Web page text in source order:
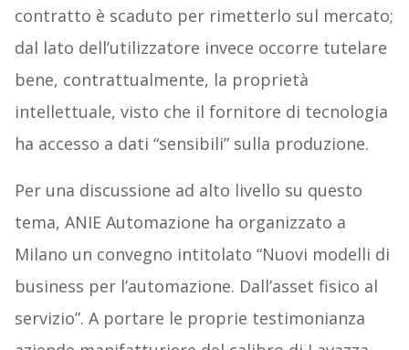
contratto è scaduto per rimetterlo sul mercato;
dal lato dell’utilizzatore invece occorre tutelare
bene, contrattualmente, la proprietà
intellettuale, visto che il fornitore di tecnologia
ha accesso a dati “sensibili” sulla produzione.
Per una discussione ad alto livello su questo
tema, ANIE Automazione ha organizzato a
Milano un convegno intitolato “Nuovi modelli di
business per l’automazione. Dall’asset fisico al
servizio”. A portare le proprie testimonianza